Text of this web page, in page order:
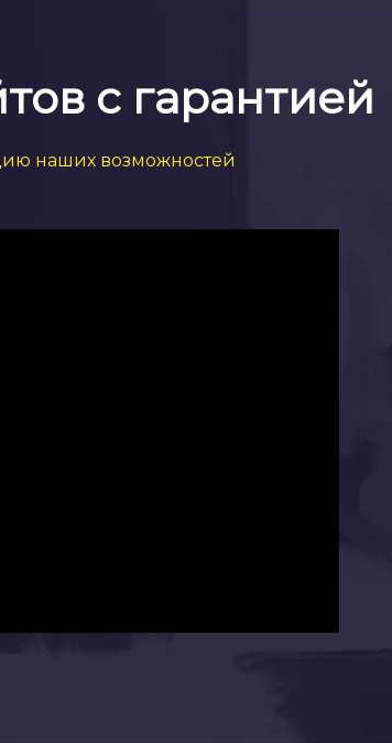
с гарантией
наших возможностей